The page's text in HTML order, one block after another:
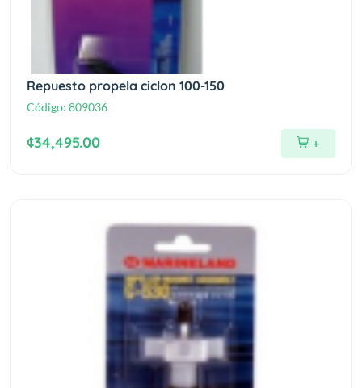
Repuesto propela ciclon 100-150
Código: 809036
¢34,495.00 +